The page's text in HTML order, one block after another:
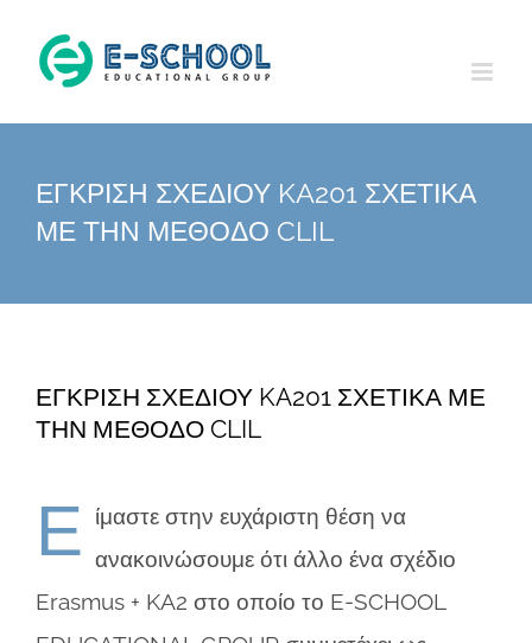
content
ΕΓΚΡΙΣΗ ΣΧΕΔΙΟΥ KA201 ΣΧΕΤΙΚΑ
ΜΕ ΤΗΝ ΜΕΘΟΔΟ CLIL
ΕΓΚΡΙΣΗ ΣΧΕΔΙΟΥ KA201 ΣΧΕΤΙΚΑ ΜΕ
ΤΗΝ ΜΕΘΟΔΟ CLIL
Ε ίμαστε στην ευχάριστη θέση να
ανακοινώσουμε ότι άλλο ένα σχέδιο
Erasmus + KA2 στο οποίο το E-SCHOOL